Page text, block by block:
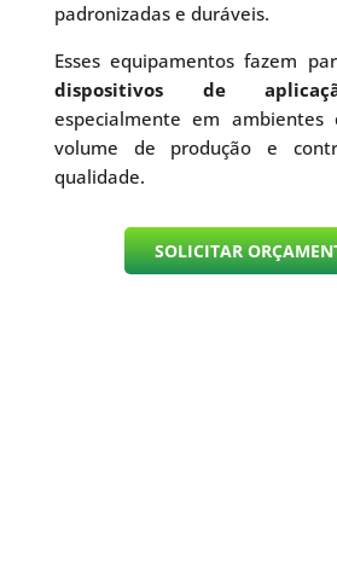
padronizadas e duráveis.
Esses equipamentos fazem
dispositivos de
especialmente em
volume de produção e
qualidade.
SOLICITAR